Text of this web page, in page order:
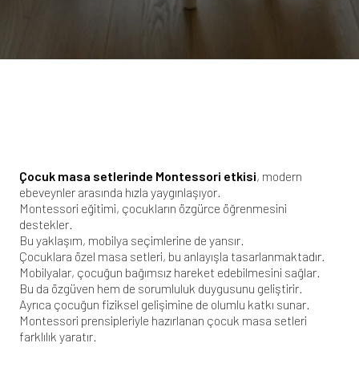
Çocuk masa setlerinde Montessori etkisi, modern
ebeveynler arasında hızla yaygınlaşıyor.
Montessori eğitimi, çocukların özgürce öğrenmesini
destekler.
Bu yaklaşım, mobilya seçimlerine de yansır.
Çocuklara özel masa setleri, bu anlayışla tasarlanmaktadır.
Mobilyalar, çocuğun bağımsız hareket edebilmesini sağlar.
Bu da özgüven hem de sorumluluk duygusunu geliştirir.
Ayrıca çocuğun fiziksel gelişimine de olumlu katkı sunar.
Montessori prensipleriyle hazırlanan çocuk masa setleri
farklılık yaratır.